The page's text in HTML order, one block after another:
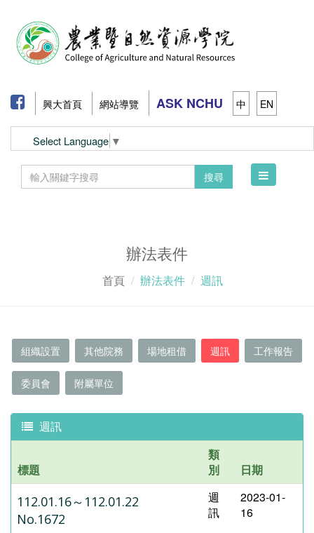
興大首頁 網站導覽 ASK NCHU 中 EN
Select Language ▼
搜尋
Toggle
辦法表件
首頁 辦法表件 週訊
組織設置 其他院務 場地租借 週訊 工作報告
委員會 附屬單位
週訊
標題
類
別
日期
112.01.16～112.01.22
No.1672
週
訊
2023-01-
16